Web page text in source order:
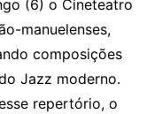
(6) o Cineteatro
manuelenses,
composições
Jazz moderno.
repertório, o